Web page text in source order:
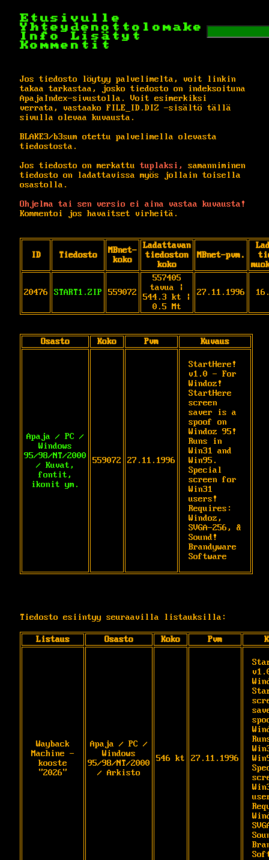
Etusivulle
Yhteydenottolomake
Info
Lisätyt
Kommentit
Jos tiedosto löytyy palvelimelta, voit linkin
takaa tarkastaa, josko tiedosto on indeksoituna
ApajaIndex-sivustolla. Voit esimerkiksi
verrata, vastaako FILE_ID.DIZ -sisältö tällä
sivulla olevaa kuvausta.
BLAKE3/b3sum otettu palvelimella olevasta
tiedostosta.
Jos tiedosto on merkattu tuplaksi,
samanniminen
tiedosto on ladattavissa myös jollain toisella
osastolla.
Ohjelma tai sen versio ei aina vastaa kuvausta!
Kommentoi jos havaitset virheitä.
ID Tiedosto
MBnet-
koko
Ladattavan
tiedoston
koko
MBnet-pvm.
20476 START1.ZIP 559072
557405
tavua |
544.3 kt |
0.5 Mt
27.11.1996
Osasto Koko Pvm Kuvaus
Apaja / PC /
Windows
95/98/NT/2000
/ Kuvat,
fontit,
ikonit ym.
559072 27.11.1996
StartHere!
v1.0 - For
Windoz!
StartHere
screen
saver is a
spoof on
Windoz 95!
Runs in
Win31 and
Win95.
Special
screen for
Win31
users!
Requires:
Windoz,
SVGA-256, &
Sound!
Brandyware
Software
Tiedosto esiintyy seuraavilla listauksilla:
Listaus Osasto Koko Pvm
Wayback
Machine -
kooste
"2026"
Apaja / PC /
Windows
95/98/NT/2000
/ Arkisto
546 kt 27.11.1996